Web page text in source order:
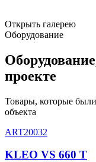
Открыть галерею
Оборудование
проекте
Товары, которые
объекта
ART20032
KLEO VS 660 T